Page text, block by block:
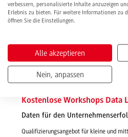
Kostenlose Workshops Data
Daten für den
Qualifizierungsangebot für kleine und
verbessern, personalisierte Inhalte anzuzeigen
Erlebnis zu bieten. Für weitere Informationen zu
öffnen Sie die Einstellungen.
Alle akzeptieren
Nein, anpassen